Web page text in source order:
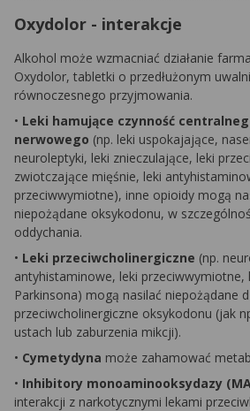
Oxydolor - interakcje
Alkohol może wzmacniać działanie
Oxydolor, tabletki o przedłużonym
równoczesnego przyjmowania.
• Leki hamujące czynność
nerwowego (np. leki uspokajające,
neuroleptyki, leki znieczulające, leki
zwiotczające mięśnie, leki
przeciwwymiotne), inne opioidy mogą
niepożądane oksykodonu, w
oddychania.
• Leki przeciwcholinergiczne (np.
antyhistaminowe, leki przeciwwymiotne,
Parkinsona) mogą nasilać niepożądane
przeciwcholinergiczne oksykodonu (jak
ustach lub zaburzenia mikcji).
• Cymetydyna może zahamować
• Inhibitory monoaminooksydazy
interakcji z narkotycznymi lekami